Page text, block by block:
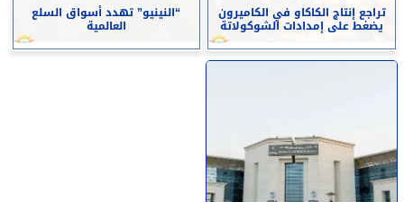
تراجع إنتاج الكاكاو في الكاميرون
يضغط على إمدادات الشوكولاتة
“النينيو” تهدد أسواق السلع
العالمية